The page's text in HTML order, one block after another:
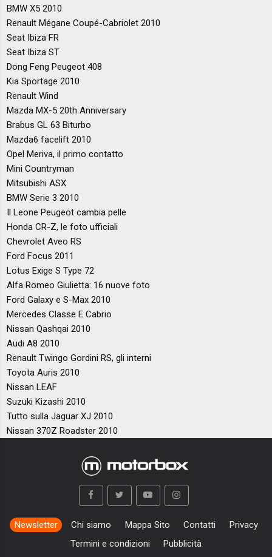
BMW X5 2010
Renault Mégane Coupé-Cabriolet 2010
Seat Ibiza FR
Seat Ibiza ST
Dong Feng Peugeot 408
Kia Sportage 2010
Renault Wind
Mazda MX-5 20th Anniversary
Brabus GL 63 Biturbo
Mazda6 facelift 2010
Opel Meriva, il primo contatto
Mini Countryman
Mitsubishi ASX
BMW Serie 3 2010
Il Leone Peugeot cambia pelle
Honda CR-Z, le foto ufficiali
Chevrolet Aveo RS
Ford Focus 2011
Lotus Exige S Type 72
Alfa Romeo Giulietta: 16 nuove foto
Ford Galaxy e S-Max 2010
Mercedes Classe E Cabrio
Nissan Qashqai 2010
Audi A8 2010
Renault Twingo Gordini RS, gli interni
Toyota Auris 2010
Nissan LEAF
Suzuki Kizashi 2010
Tutto sulla Jaguar XJ 2010
Nissan 370Z Roadster 2010
Newsletter Chi siamo Mappa Sito Contatti
Privacy
Termini e condizioni
Pubblicità